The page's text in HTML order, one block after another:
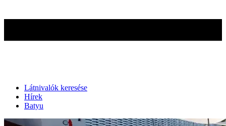
Látnivalók keresése
Hírek
Batyu